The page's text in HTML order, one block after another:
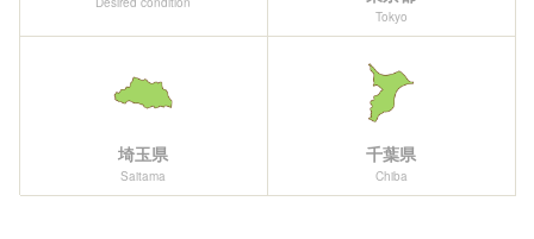
Tokyo
埼玉県
Saitama
千葉県
Chiba